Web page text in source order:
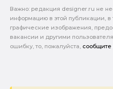
Важно: pедакция designer.ru не
информацию в этой публикации, в
графические изображения,
вакансии и другими
ошибку, то, пожалуйста, сообщите